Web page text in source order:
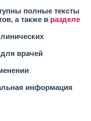
полные тексты
а также в разделе
врачей
информация